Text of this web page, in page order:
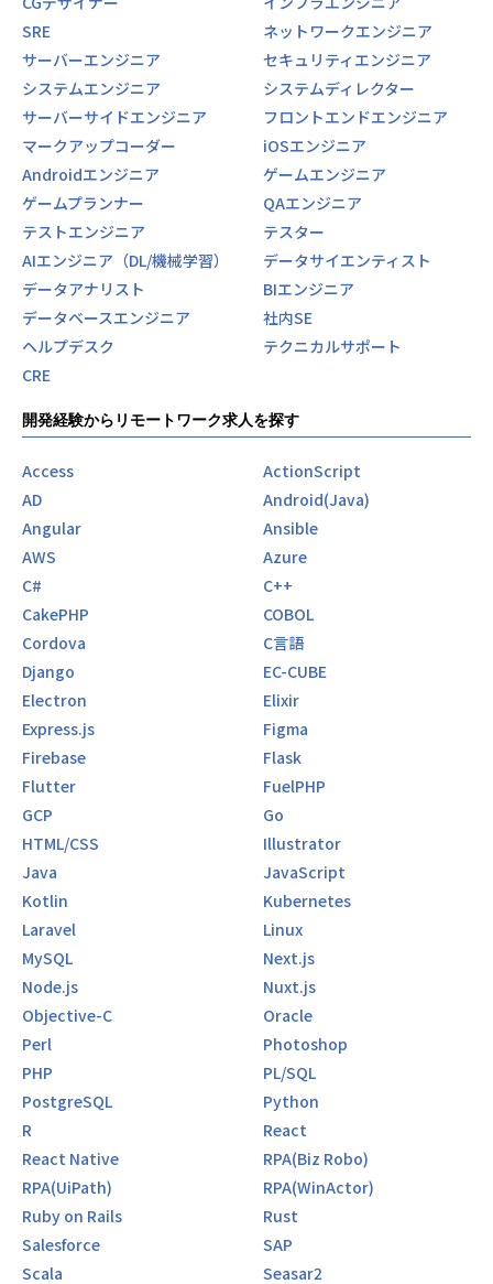
SRE
ネットワークエンジニア
サーバーエンジニア
セキュリティエンジニア
システムエンジニア
システムディレクター
サーバーサイドエンジニア
フロントエンドエンジニア
マークアップコーダー
iOSエンジニア
Androidエンジニア
ゲームエンジニア
ゲームプランナー
QAエンジニア
テストエンジニア
テスター
AIエンジニア（DL/機械学習）
データサイエンティスト
データアナリスト
BIエンジニア
データベースエンジニア
社内SE
ヘルプデスク
テクニカルサポート
CRE
開発経験からリモートワーク求人を探す
Access
ActionScript
AD
Android(Java)
Angular
Ansible
AWS
Azure
C#
C++
CakePHP
COBOL
Cordova
C言語
Django
EC-CUBE
Electron
Elixir
Express.js
Figma
Firebase
Flask
Flutter
FuelPHP
GCP
Go
HTML/CSS
Illustrator
Java
JavaScript
Kotlin
Kubernetes
Laravel
Linux
MySQL
Next.js
Node.js
Nuxt.js
Objective-C
Oracle
Perl
Photoshop
PHP
PL/SQL
PostgreSQL
Python
R
React
React Native
RPA(Biz Robo)
RPA(UiPath)
RPA(WinActor)
Ruby on Rails
Rust
Salesforce
SAP
Scala
Seasar2